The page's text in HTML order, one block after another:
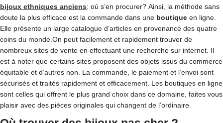
bijoux ethniques anciens: où s’en procurer? Ainsi, la méthode sans
doute la plus efficace est la commande dans une boutique en ligne.
Elle présente un large catalogue d’articles en provenance des quatre
coins du monde.On peut facilement et rapidement trouver de
nombreux sites de vente en effectuant une recherche sur internet. Il
est à noter que certains sites proposent des objets issus du commerce
équitable et d’autres non. La commande, le paiement et l’envoi sont
sécurisés et traités rapidement et efficacement. Les boutiques en ligne
sont celles qui offrent le plus grand choix dans ce domaine, faites vous
plaisir avec des pièces originales qui changent de l’ordinaire.